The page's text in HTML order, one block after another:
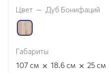
Цвет — Дуб Бонифаций
Габариты
107 см × 18.6 см × 25 см